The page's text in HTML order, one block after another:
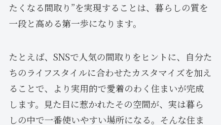
たくなる間取り”を実現することは、暮らしの質を
一段と高める第一歩になります。
たとえば、SNSで人気の間取りをヒントに、自分た
ちのライフスタイルに合わせたカスタマイズを加え
ることで、より実用的で愛着のわく住まいが完成
します。見た目に惹かれたその空間が、実は暮ら
しの中で一番使いやすい場所になる。そんな住ま